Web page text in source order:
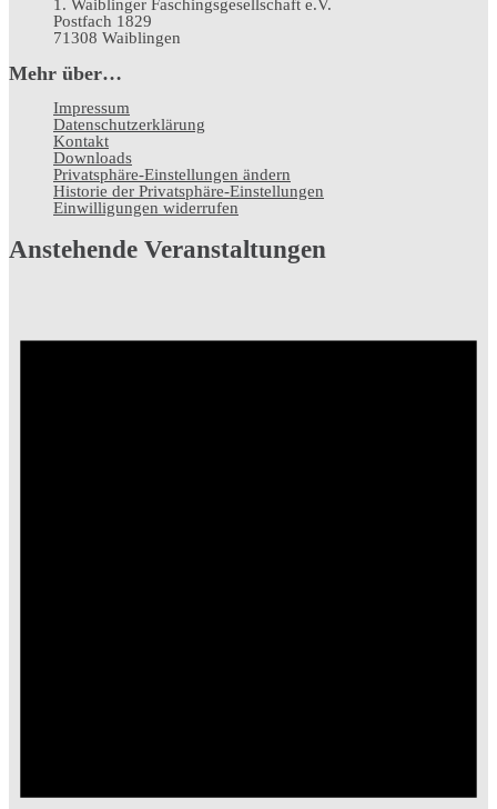
1. Waiblinger Faschingsgesellschaft e.V.
Postfach 1829
71308 Waiblingen
Mehr über…
Impressum
Datenschutz­erklärung
Kontakt
Downloads
Privatsphäre-Einstellungen ändern
Historie der Privatsphäre-Einstellungen
Einwilligungen widerrufen
Anstehende Veranstaltungen